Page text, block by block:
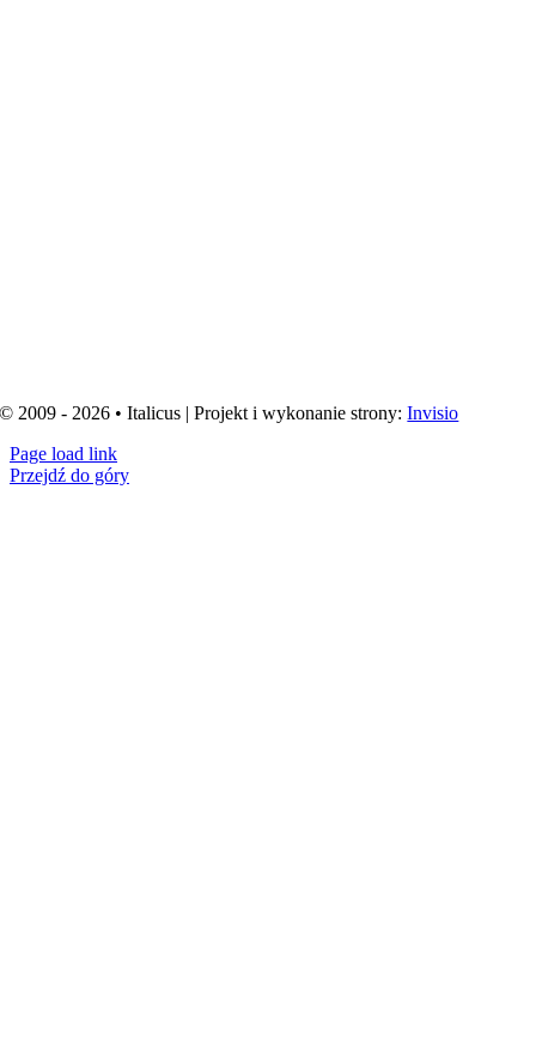
© 2009 - 2026 • Italicus | Projekt i wykonanie strony:Invisio
Page load link
Przejdź do góry